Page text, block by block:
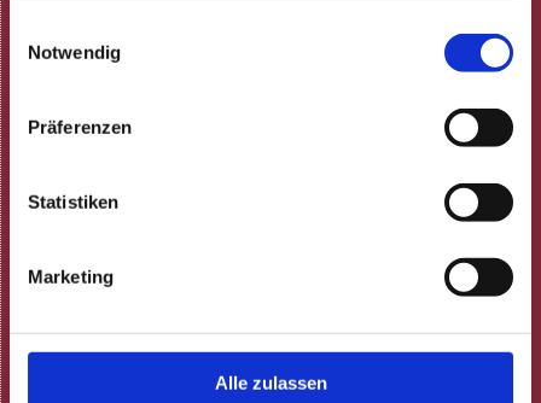
Notwendig
Präferenzen
Statistiken
Marketing
Alle zulassen
Spielplan
Neulich in der Rosenau!
Gastronomie
Feiern
Tisch reservieren